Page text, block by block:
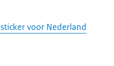
voor Nederland